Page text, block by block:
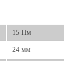
15 Нм
24 мм